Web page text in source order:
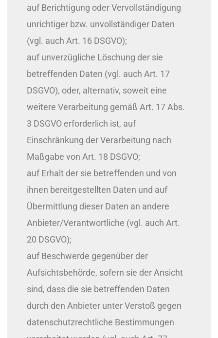
auf Berichtigung oder Vervollständigung
unrichtiger bzw. unvollständiger Daten
(vgl. auch Art. 16 DSGVO);
auf unverzügliche Löschung der sie
betreffenden Daten (vgl. auch Art. 17
DSGVO), oder, alternativ, soweit eine
weitere Verarbeitung gemäß Art. 17 Abs.
3 DSGVO erforderlich ist, auf
Einschränkung der Verarbeitung nach
Maßgabe von Art. 18 DSGVO;
auf Erhalt der sie betreffenden und von
ihnen bereitgestellten Daten und auf
Übermittlung dieser Daten an andere
Anbieter/Verantwortliche (vgl. auch Art.
20 DSGVO);
auf Beschwerde gegenüber der
Aufsichtsbehörde, sofern sie der Ansicht
sind, dass die sie betreffenden Daten
durch den Anbieter unter Verstoß gegen
datenschutzrechtliche Bestimmungen